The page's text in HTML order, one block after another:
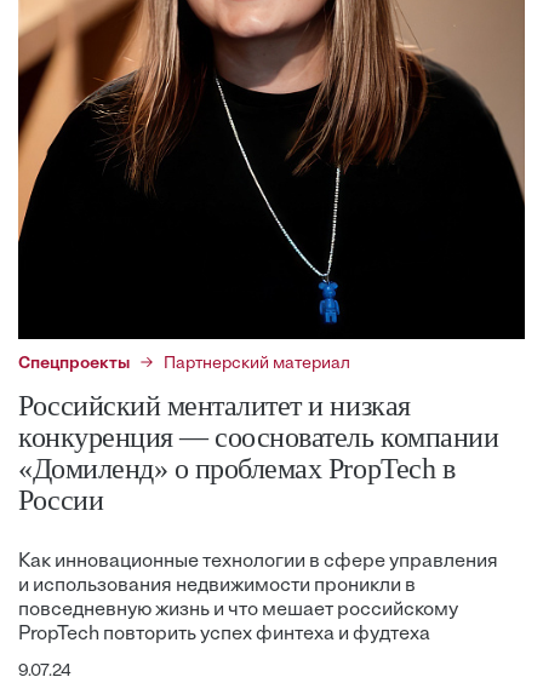
Спецпроекты Партнерский материал
Российский менталитет и низкая
конкуренция — сооснователь компании
«Домиленд» о проблемах PropTech в
России
Как инновационные технологии в сфере управления
и использования недвижимости проникли в
повседневную жизнь и что мешает российскому
PropTech повторить успех финтеха и фудтеха
9.07.24